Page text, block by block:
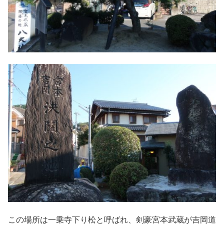
この場所は一乗寺下り松と呼ばれ、剣豪宮本武蔵が吉岡道